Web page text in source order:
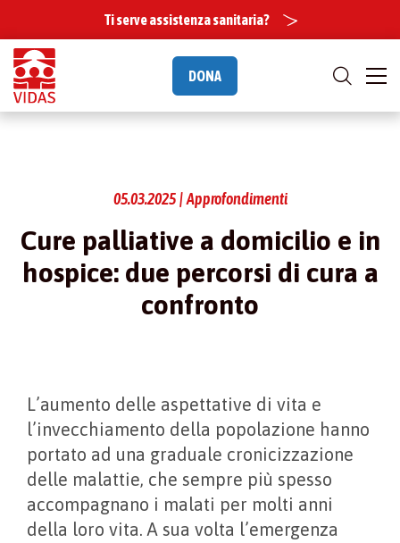
Ti serve assistenza sanitaria?
DONA
05.03.2025 | Approfondimenti
Cure palliative a domicilio e in
hospice: due percorsi di cura a
confronto
L’aumento delle aspettative di vita e
l’invecchiamento della popolazione hanno
portato ad una graduale cronicizzazione
delle malattie, che sempre più spesso
accompagnano i malati per molti anni
della loro vita. A sua volta l’emergenza